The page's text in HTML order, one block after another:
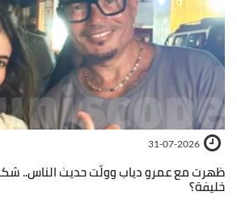
31-07-2026
ظهرت مع عمرو دياب وولّت حديث الناس..
خليفة؟